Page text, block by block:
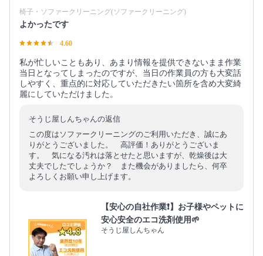
椅子・ソファークリーニング(ソファークリーニング)
よかったです
4.60
私が忙しいこともあり、あまり情報を提供できないまま作業
当日となってしまったのですが、当日の作業員の方も大変話
しやすく、重点的に対応していただきたい箇所を含め大変綺
麗にしていただけました。
そうじ屋しんちゃんの返信
この度はソファークリーニングのご利用いただき、誠にあ
りがとうございました。 高評価！ありがとうございま
す。 気になる汚れは落とせたと思いますが、乾燥後は大
丈夫でしたでしょうか？ また機会がありましたら、何卒
よろしくお願い申し上げます。
【安心の自社作業❗️】お子様やペットに
安心安全のエコ洗剤使用🌱
そうじ屋しんちゃん